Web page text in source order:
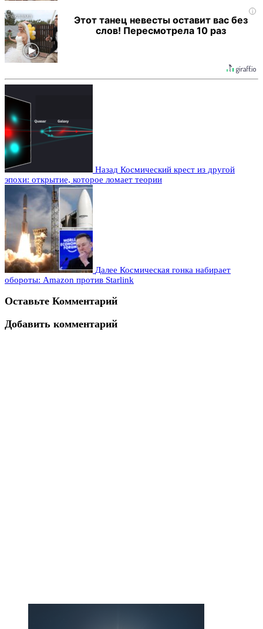
i
Этот танец невесты оставит вас без
слов! Пересмотрела 10 раз
Назад Космический крест из другой
эпохи: открытие, которое ломает теории
Далее Космическая гонка набирает
обороты: Amazon против Starlink
Оставьте Комментарий
Добавить комментарий